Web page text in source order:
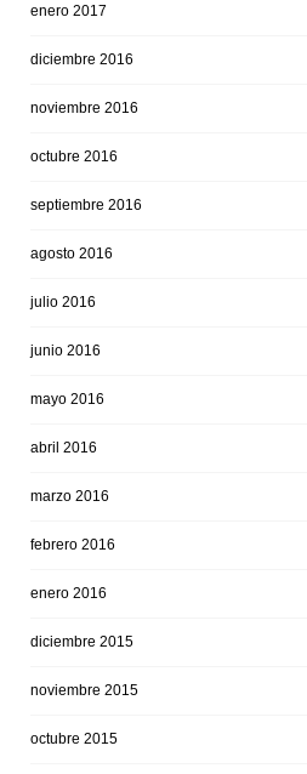
enero 2017
diciembre 2016
noviembre 2016
octubre 2016
septiembre 2016
agosto 2016
julio 2016
junio 2016
mayo 2016
abril 2016
marzo 2016
febrero 2016
enero 2016
diciembre 2015
noviembre 2015
octubre 2015